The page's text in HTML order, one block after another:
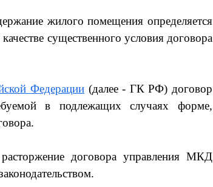
жилого помещения определяется
существенного условия договора
Федерации(далее - ГК РФ) договор
в подлежащих случаях форме,
договора управления МКД